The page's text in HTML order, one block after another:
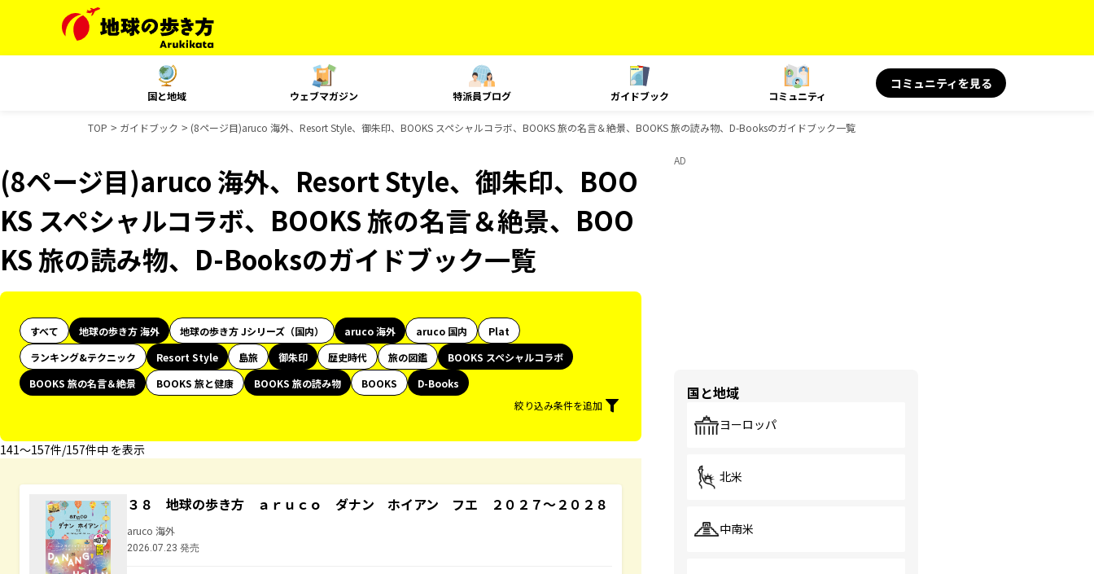
国と地域 ウェブマガジン 特派員ブログ ガイドブック コミュニティ
コミュニティを見る
TOP ガイドブック (8ページ目)aruco 海外、Resort Style、御朱印、BOOKS スペシャルコラボ、BOOKS 旅の名言＆絶景、BOOKS 旅の読み物、D-Booksのガイドブック一覧
(8ページ目)aruco 海外、Resort Style、御朱印、BOO
KS スペシャルコラボ、BOOKS 旅の名言＆絶景、BOO
KS 旅の読み物、D-Booksのガイドブック一覧
すべて 地球の歩き方 海外 地球の歩き方 Jシリーズ（国内） aruco 海外 aruco 国内
Plat
ランキング&テクニック
Resort Style 島旅 御朱印 歴史時代 旅の図鑑
BOOKS スペシャルコラボ
BOOKS 旅の名言＆絶景
BOOKS 旅と健康 BOOKS 旅の読み物 BOOKS
D-Books
絞り込み条件を追加
141〜157件/157件中 を表示
３８ 地球の歩き方 ａｒｕｃｏ ダナン ホイアン フエ ２０２７～２０２８
aruco 海外
2026.07.23 発売
AD
国と地域
ヨーロッパ
北米
中南米